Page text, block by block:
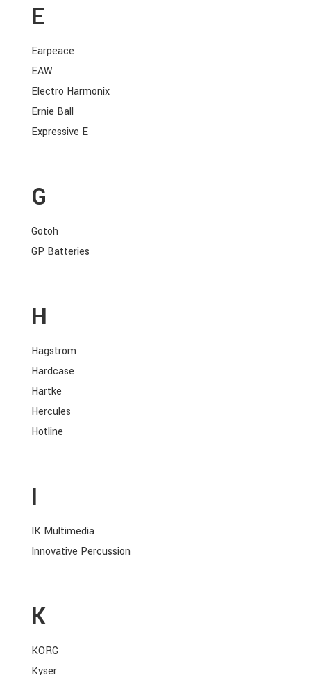
E
Earpeace
EAW
Electro Harmonix
Ernie Ball
Expressive E
G
Gotoh
GP Batteries
H
Hagstrom
Hardcase
Hartke
Hercules
Hotline
I
IK Multimedia
Innovative Percussion
K
KORG
Kyser